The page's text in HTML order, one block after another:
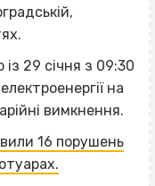
29 січня з 09:30
на
вимкнення.
16 порушень